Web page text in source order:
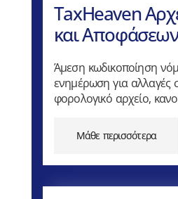
TaxHeaven
και Αποφάσεων
Άμεση κωδικοποίηση
ενημέρωση για αλλαγές
φορολογικό αρχείο,
Μάθε περισσότερα